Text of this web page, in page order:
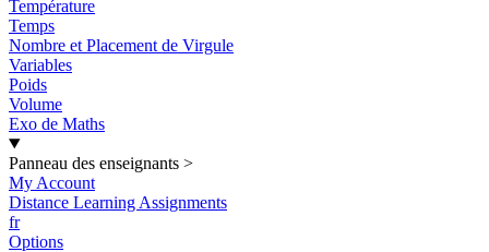
Température
Temps
Nombre et Placement de Virgule
Variables
Poids
Volume
Exo de Maths
Panneau des enseignants >
My Account
Distance Learning Assignments
fr
Options